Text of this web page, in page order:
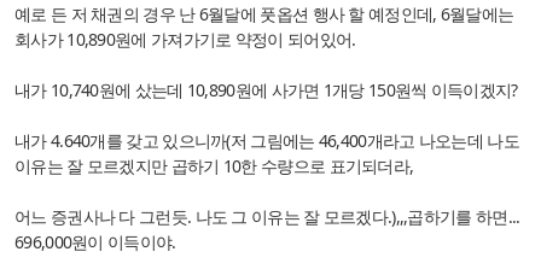
예로 든 저 채권의 경우 난 6월달에 풋옵션 행사 할 예정인데, 6월달에는
회사가 10,890원에 가져가기로 약정이 되어있어.
내가 10,740원에 샀는데 10,890원에 사가면 1개당 150원씩 이득이겠지?
내가 4.640개를 갖고 있으니까(저 그림에는 46,400개라고 나오는데 나도
이유는 잘 모르겠지만 곱하기 10한 수량으로 표기되더라,
어느 증권사나 다 그런듯. 나도 그 이유는 잘 모르겠다.),,,곱하기를 하면...
696,000원이 이득이야.